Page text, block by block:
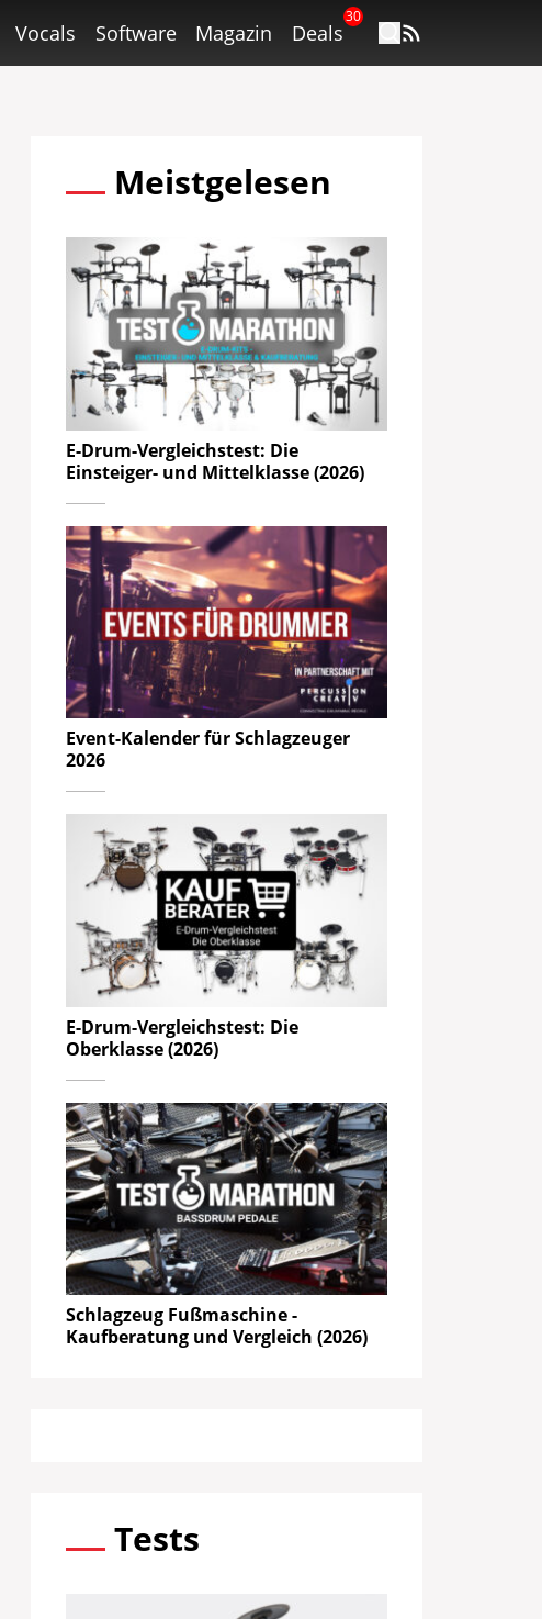
Vocals Software Magazin Deals
30
Meistgelesen
E-Drum-Vergleichstest: Die
Einsteiger- und Mittelklasse (2026)
Event-Kalender für Schlagzeuger
2026
E-Drum-Vergleichstest: Die
Oberklasse (2026)
Schlagzeug Fußmaschine -
Kaufberatung und Vergleich (2026)
Tests